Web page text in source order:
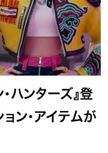
ハンターズ』登
ン・アイテムが